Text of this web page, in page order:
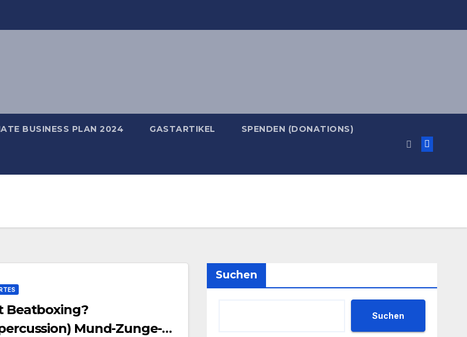
BUSINESS PLAN 2024 GASTARTIKEL SPENDEN (DONATIONS)
Beatboxing?
Mund-Zunge-
Suchen
Suchen